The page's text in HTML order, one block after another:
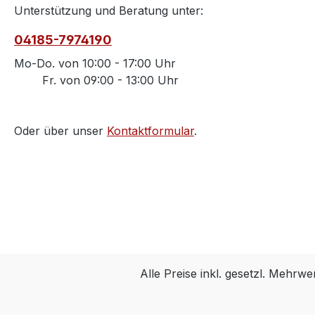
Kamin,
Egal ob
zu
Werte –
getränkt.
Unterstützung und Beratung unter:
04185-7974190
Mo-Do. von 10:00 - 17:00 Uhr
Fr. von 09:00 - 13:00 Uhr
Oder über unser Kontaktformular.
Alle Preise inkl. gesetzl.